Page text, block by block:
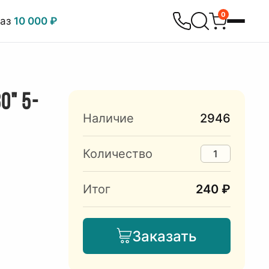
10 000 ₽
0
5-
Наличие 2946
Количество
Итог 240 ₽
Заказать